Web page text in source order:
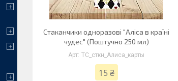
Стаканчики одноразові "Аліса в країні
чудес" (Поштучно 250 мл)
ТС_сткн_Алиса_карты
15 ₴